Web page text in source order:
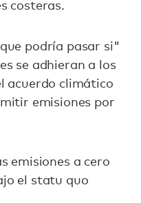
costeras.
podría pasar si"
se adhieran a los
acuerdo climático
emisiones por
emisiones a cero
el statu quo